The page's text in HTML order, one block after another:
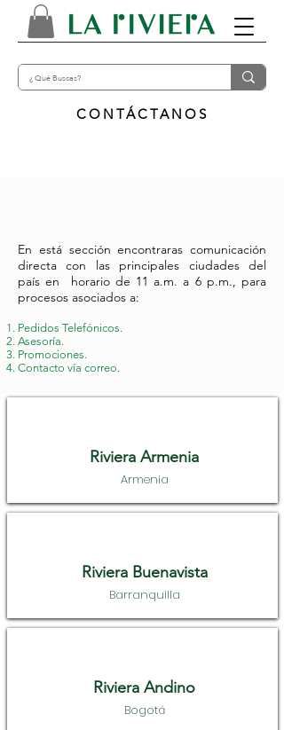
CONTÁCTANOS
En está sección encontraras comunicación
directa con las principales ciudades del
país en horario de 11 a.m. a 6 p.m., para
procesos asociados a:
Pedidos Telefónicos.
Asesoría.
Promociones.
Contacto vía correo.
Riviera Armenia
Armenia
Riviera Buenavista
Barranquilla
Riviera Andino
Bogotá